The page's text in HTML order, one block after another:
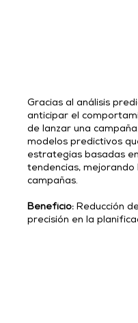
Gracias al análisis
anticipar el
de lanzar una campaña.
modelos predictivos
estrategias basadas
tendencias, mejorando
campañas.
Beneficio: Reducción
precisión en la